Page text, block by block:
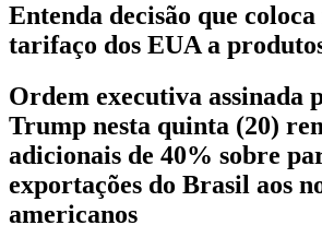
Entenda decisão que
tarifaço dos EUA a
Ordem executiva assinada
Trump nesta quinta (20)
adicionais de 40% sobre
exportações do Brasil aos
americanos